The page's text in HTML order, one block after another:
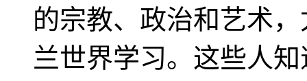
的宗教、政治和艺术
兰世界学习。这些人